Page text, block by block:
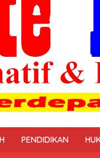
PENDIDIKAN